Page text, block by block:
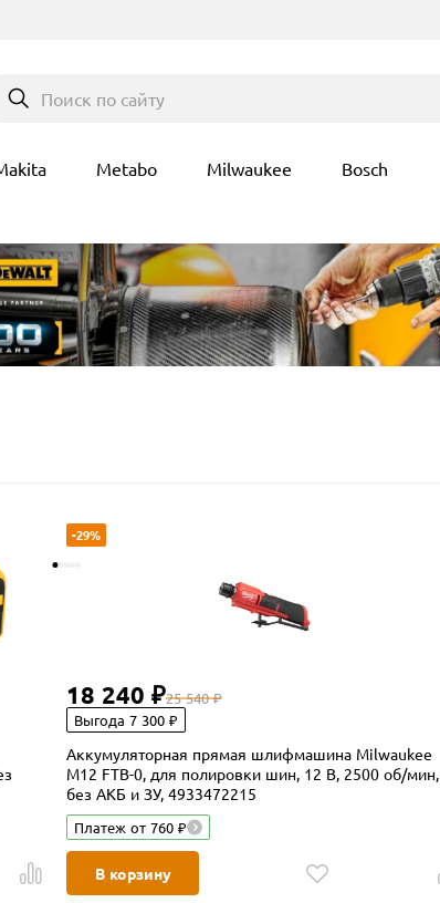
Поиск по сайту
Metabo Milwaukee Bosch
-29%
18 240 ₽25 540 ₽
Выгода 7 300 ₽
Аккумуляторная прямая шлифмашина Milwaukee
M12 FTB-0, для полировки шин, 12 В, 2500 об/мин,
без АКБ и ЗУ, 4933472215
Платеж от 760 ₽
В корзину